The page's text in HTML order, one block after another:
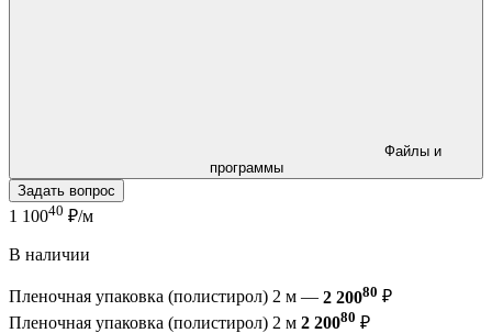
программы
Задать вопрос
1 10040 ₽/м
В наличии
Пленочная упаковка (полистирол) 2 м — 2 20080 ₽
Пленочная упаковка (полистирол) 2 м 2 20080 ₽